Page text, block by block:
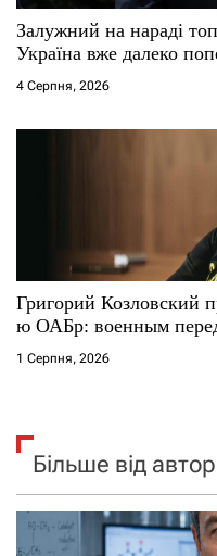
Залужний на нараді
Україна вже далеко
4 Серпня, 2026
Григорий Козловский
ю ОАБр: военным
1 Серпня, 2026
Більше від